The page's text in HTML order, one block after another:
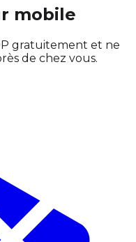
mobile
gratuitement et ne
de chez vous.